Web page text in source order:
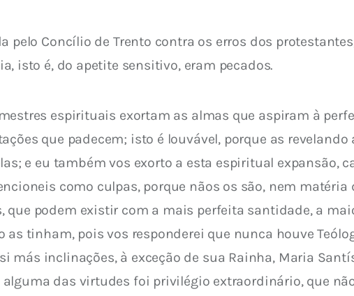
pelo Concílio de Trento contra os erros dos
isto é, do apetite sensitivo, eram pecados.
espirituais exortam as almas que aspiram à
que padecem; isto é louvável, porque as
e eu também vos exorto a esta espiritual expansão,
como culpas, porque nãos os são, nem
podem existir com a mais perfeita santidade, a
as tinham, pois vos responderei que nunca houve
más inclinações, à exceção de sua Rainha, Maria
das virtudes foi privilégio extraordinário, que